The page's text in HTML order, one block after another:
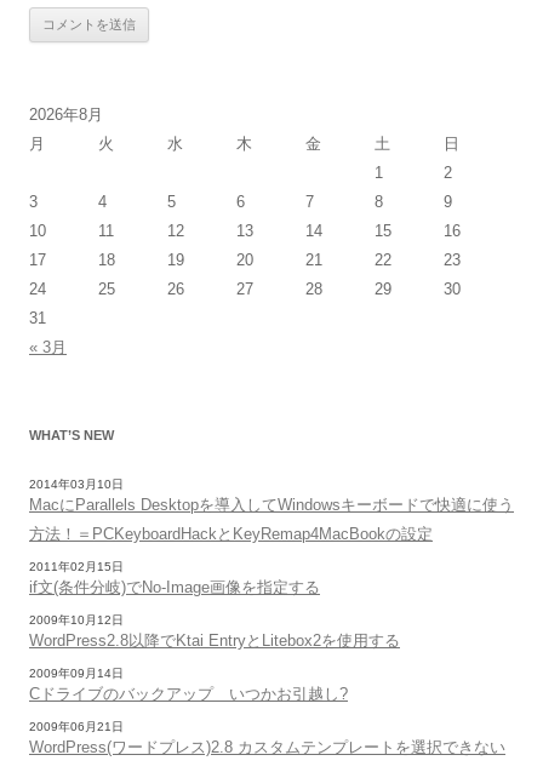
2026年8月
月
火 水 木 金 土
日
1
2
3
4 5 6 7 8
9
10
11 12 13 14 15
16
17
18 19 20 21 22
23
24
25 26 27 28 29
30
31
« 3月
WHAT’S NEW
2014年03月10日
MacにParallels Desktopを導入してWindowsキーボードで快適に使う
方法！＝PCKeyboardHackとKeyRemap4MacBookの設定
2011年02月15日
if文(条件分岐)でNo-Image画像を指定する
2009年10月12日
WordPress2.8以降でKtai EntryとLitebox2を使用する
2009年09月14日
Cドライブのバックアップ いつかお引越し?
2009年06月21日
WordPress(ワードプレス)2.8 カスタムテンプレートを選択できない